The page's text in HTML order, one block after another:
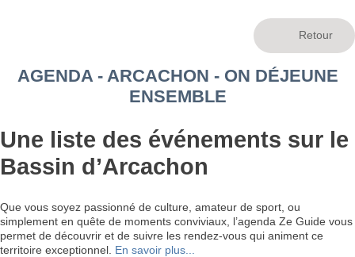
AGENDA - ARCACHON - ON DÉJEUNE
ENSEMBLE
Une liste des événements sur le
Bassin d’Arcachon
Que vous soyez passionné de culture, amateur de sport, ou
simplement en quête de moments conviviaux, l’agenda Ze Guide vous
permet de découvrir et de suivre les rendez-vous qui animent ce
territoire exceptionnel. En savoir plus...